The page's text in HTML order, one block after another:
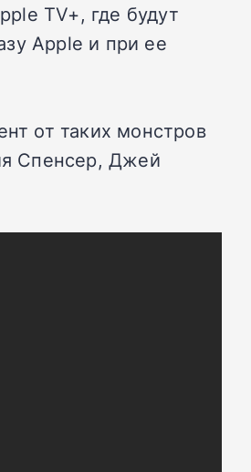
TV+, где будут
Apple и при ее
от таких монстров
Спенсер, Джей